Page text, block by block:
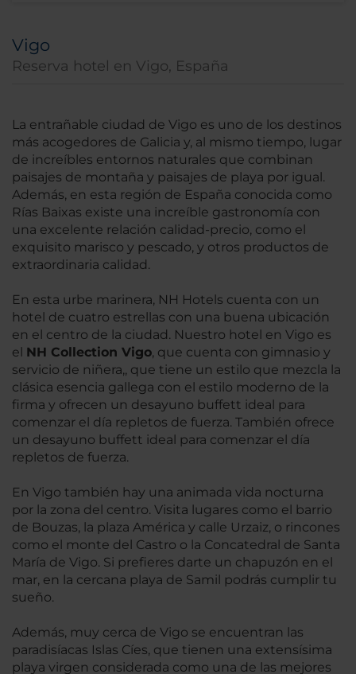
Vigo
Reserva hotel en Vigo, España
La entrañable ciudad de Vigo es uno de los destinos
más acogedores de Galicia y, al mismo tiempo, lugar
de increíbles entornos naturales que combinan
paisajes de montaña y paisajes de playa por igual.
Además, en esta región de España conocida como
Rías Baixas existe una increíble gastronomía con
una excelente relación calidad-precio, como el
exquisito marisco y pescado, y otros productos de
extraordinaria calidad.
En esta urbe marinera, NH Hotels cuenta con un
hotel de cuatro estrellas con una buena ubicación
en el centro de la ciudad. Nuestro hotel en Vigo es
el NH Collection Vigo, que cuenta con gimnasio y
servicio de niñera,, que tiene un estilo que mezcla la
clásica esencia gallega con el estilo moderno de la
firma y ofrecen un desayuno buffett ideal para
comenzar el día repletos de fuerza. También ofrece
un desayuno buffett ideal para comenzar el día
repletos de fuerza.
En Vigo también hay una animada vida nocturna
por la zona del centro. Visita lugares como el barrio
de Bouzas, la plaza América y calle Urzaiz, o rincones
como el monte del Castro o la Concatedral de Santa
María de Vigo. Si prefieres darte un chapuzón en el
mar, en la cercana playa de Samil podrás cumplir tu
sueño.
Además, muy cerca de Vigo se encuentran las
paradisíacas Islas Cíes, que tienen una extensísima
playa virgen considerada como una de las mejores